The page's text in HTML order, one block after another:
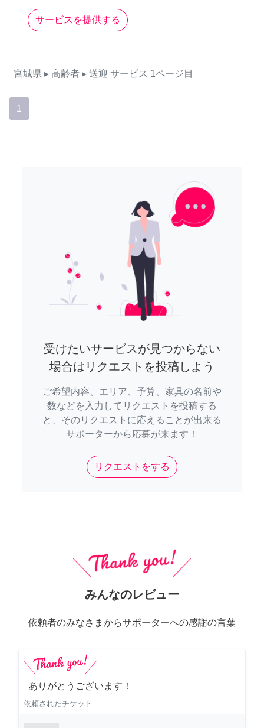
サービスを提供する
宮城県 ▸ 高齢者 ▸ 送迎 サービス 1ページ目
1
受けたいサービスが見つからない
場合はリクエストを投稿しよう
ご希望内容、エリア、予算、家具の名前や
数などを入力してリクエストを投稿する
と、そのリクエストに応えることが出来る
サポーターから応募が来ます！
リクエストをする
みんなのレビュー
依頼者のみなさまからサポーターへの感謝の言葉
ありがとうございます！
依頼されたチケット